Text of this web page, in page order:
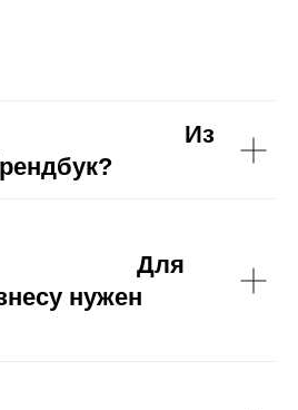
] Из
нужен